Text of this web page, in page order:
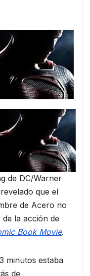
de DC/Warner
que el
de Acero no
la acción de
Book Movie.
minutos estaba
de